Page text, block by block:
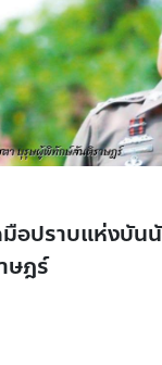
มือปราบแห่งบัน
ษฎร์